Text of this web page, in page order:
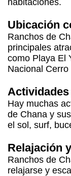
habitaciones.
Ubicación
Ranchos de
principales
como Playa El
Nacional Cerro
Hay muchas
de Chana y
el sol, surf,
Relajación
Ranchos de
relajarse y